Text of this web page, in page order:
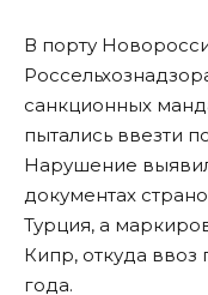
В порту
санкционных
пытались ввезти
Нарушение
документах
Турция, а
Кипр, откуда
года.